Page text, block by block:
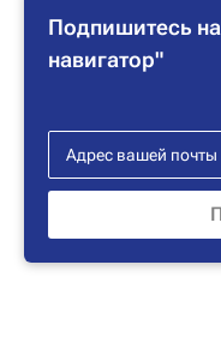
Подпишитесь
навигатор"